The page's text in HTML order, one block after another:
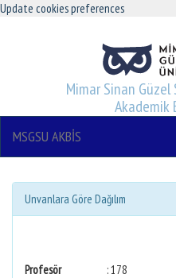
Update cookies preferences
Mimar Sinan
Akademik
MSGSU AKBİS
Unvanlara Göre Dağılım
Profesör
: 178